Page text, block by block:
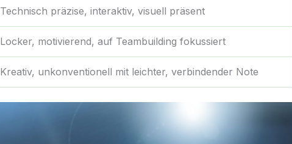
Technisch präzise, interaktiv, visuell präsent
Locker, motivierend, auf Teambuilding fokussiert
Kreativ, unkonventionell mit leichter, verbindender Note